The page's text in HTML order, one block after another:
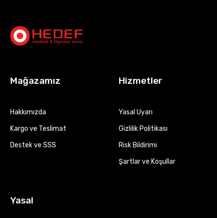
Mağazamız
Hakkımızda
Kargo ve Teslimat
Destek ve SSS
Hizmetler
Yasal Uyarı
Gizlilik Politikası
Risk Bildirimi
Şartlar ve Koşullar
Yasal